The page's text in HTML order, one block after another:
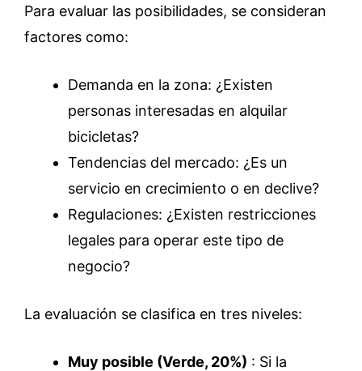
Para evaluar las posibilidades, se consideran
factores como:
Demanda en la zona: ¿Existen
personas interesadas en alquilar
bicicletas?
Tendencias del mercado: ¿Es un
servicio en crecimiento o en declive?
Regulaciones: ¿Existen restricciones
legales para operar este tipo de
negocio?
La evaluación se clasifica en tres niveles:
Muy posible (Verde, 20%) : Si la